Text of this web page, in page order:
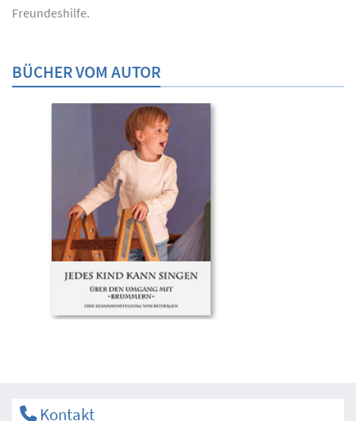
Freundeshilfe.
BÜCHER VOM AUTOR
Kontakt